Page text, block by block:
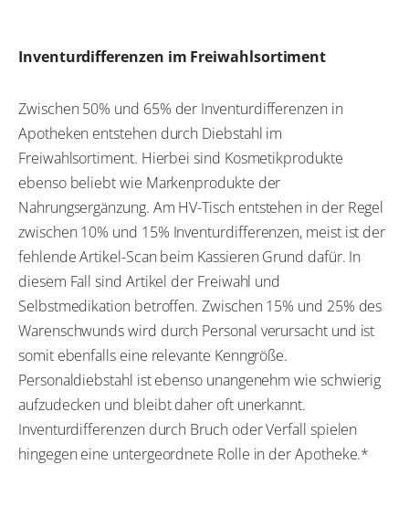
Inventurdifferenzen im Freiwahlsortiment
Zwischen 50% und 65% der Inventurdifferenzen in
Apotheken entstehen durch Diebstahl im
Freiwahlsortiment. Hierbei sind Kosmetikprodukte
ebenso beliebt wie Markenprodukte der
Nahrungsergänzung. Am HV-Tisch entstehen in der Regel
zwischen 10% und 15% Inventurdifferenzen, meist ist der
fehlende Artikel-Scan beim Kassieren Grund dafür. In
diesem Fall sind Artikel der Freiwahl und
Selbstmedikation betroffen. Zwischen 15% und 25% des
Warenschwunds wird durch Personal verursacht und ist
somit ebenfalls eine relevante Kenngröße.
Personaldiebstahl ist ebenso unangenehm wie schwierig
aufzudecken und bleibt daher oft unerkannt.
Inventurdifferenzen durch Bruch oder Verfall spielen
hingegen eine untergeordnete Rolle in der Apotheke.*